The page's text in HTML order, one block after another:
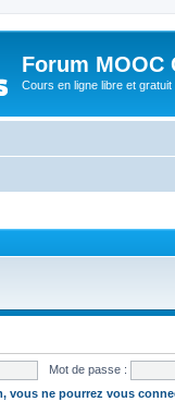
Forum MOOC
Cours en ligne libre et gratuit
Mot de passe :
vous ne pourrez vous